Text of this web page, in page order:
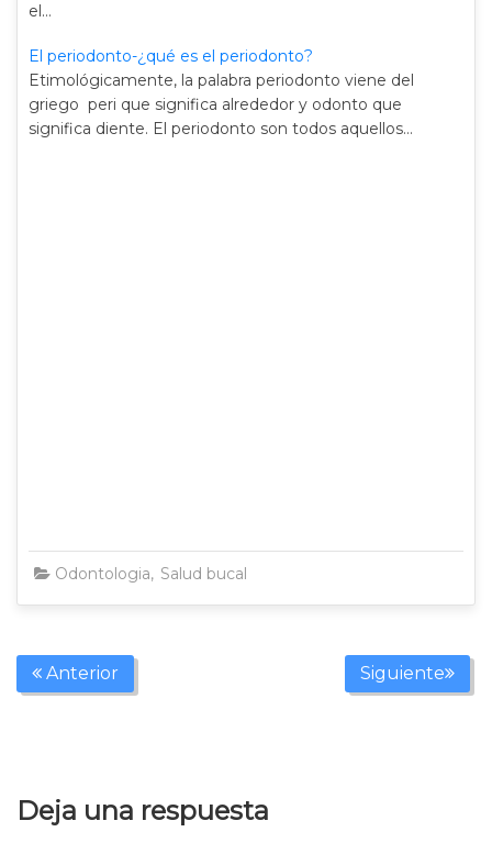
el…
El periodonto-¿qué es el periodonto?
Etimológicamente, la palabra periodonto viene del
griego peri que significa alrededor y odonto que
significa diente. El periodonto son todos aquellos…
Odontologia, Salud bucal
Anterior Siguiente
Deja una respuesta